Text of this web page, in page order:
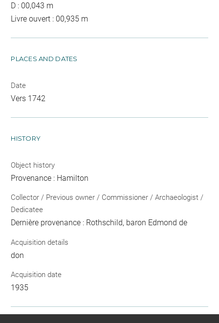
D : 00,043 m
Livre ouvert : 00,935 m
PLACES AND DATES
Date
Vers 1742
HISTORY
Object history
Provenance : Hamilton
Collector / Previous owner / Commissioner / Archaeologist /
Dedicatee
Dernière provenance : Rothschild, baron Edmond de
Acquisition details
don
Acquisition date
1935